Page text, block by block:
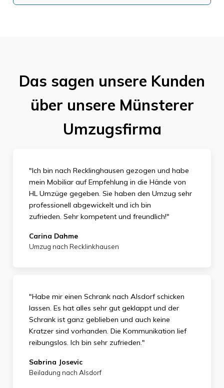
Das sagen unsere Kunden
über unsere Münsterer
Umzugsfirma
"Ich bin nach Recklinghausen gezogen und habe
mein Mobiliar auf Empfehlung in die Hände von
HL Umzüge gegeben. Sie haben den Umzug sehr
professionell abgewickelt und ich bin
zufrieden. Sehr kompetent und freundlich!"
Carina Dahme
Umzug nach Recklinkhausen
"Habe mir einen Schrank nach Alsdorf schicken
lassen. Es hat alles sehr gut geklappt und der
Schrank ist ganz geblieben und auch keine
Kratzer sind vorhanden. Die Kommunikation lief
reibungslos. Ich bin sehr zufrieden."
Sabrina Josevic
Beiladung nach Alsdorf